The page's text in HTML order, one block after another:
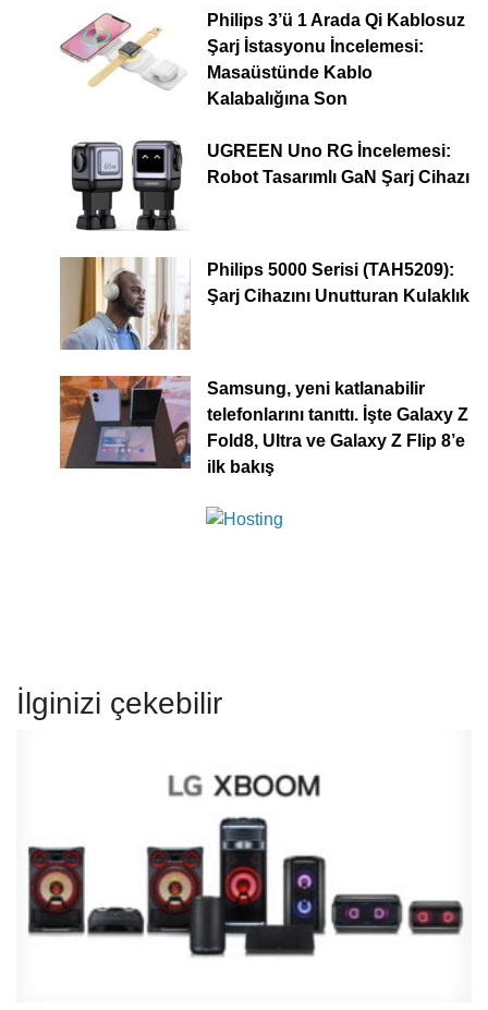
Philips 3’ü 1 Arada Qi Kablosuz
Şarj İstasyonu İncelemesi:
Masaüstünde Kablo
Kalabalığına Son
UGREEN Uno RG İncelemesi:
Robot Tasarımlı GaN Şarj Cihazı
Philips 5000 Serisi (TAH5209):
Şarj Cihazını Unutturan Kulaklık
Samsung, yeni katlanabilir
telefonlarını tanıttı. İşte Galaxy Z
Fold8, Ultra ve Galaxy Z Flip 8’e
ilk bakış
İlginizi çekebilir